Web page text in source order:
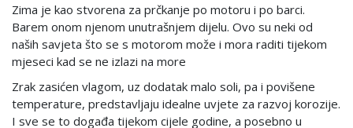
Zima je kao stvorena za prčkanje po motoru i po barci.
Barem onom njenom unutrašnjem dijelu. Ovo su neki od
naših savjeta što se s motorom može i mora raditi tijekom
mjeseci kad se ne izlazi na more
Zrak zasićen vlagom, uz dodatak malo soli, pa i povišene
temperature, predstavljaju idealne uvjete za razvoj korozije.
I sve se to događa tijekom cijele godine, a posebno u